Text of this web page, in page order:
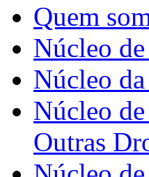
Quem
Núcleo
Núcleo
Núcleo
Outras